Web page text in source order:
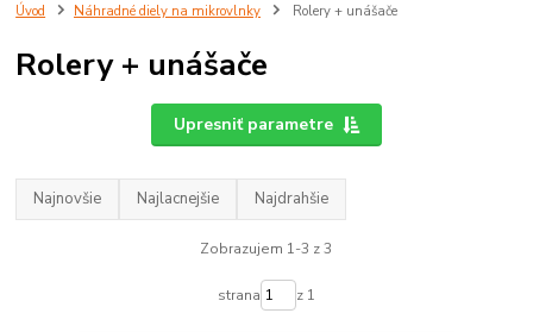
Úvod Náhradné diely na mikrovlnky Rolery + unášače
Rolery + unášače
Upresniť parametre
Najnovšie Najlacnejšie Najdrahšie
Zobrazujem 1-3 z 3
strana z 1